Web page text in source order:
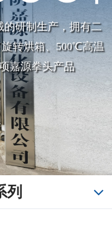
研制生产，拥有二
转烘箱、 500℃高温
嘉源拳头产品
列